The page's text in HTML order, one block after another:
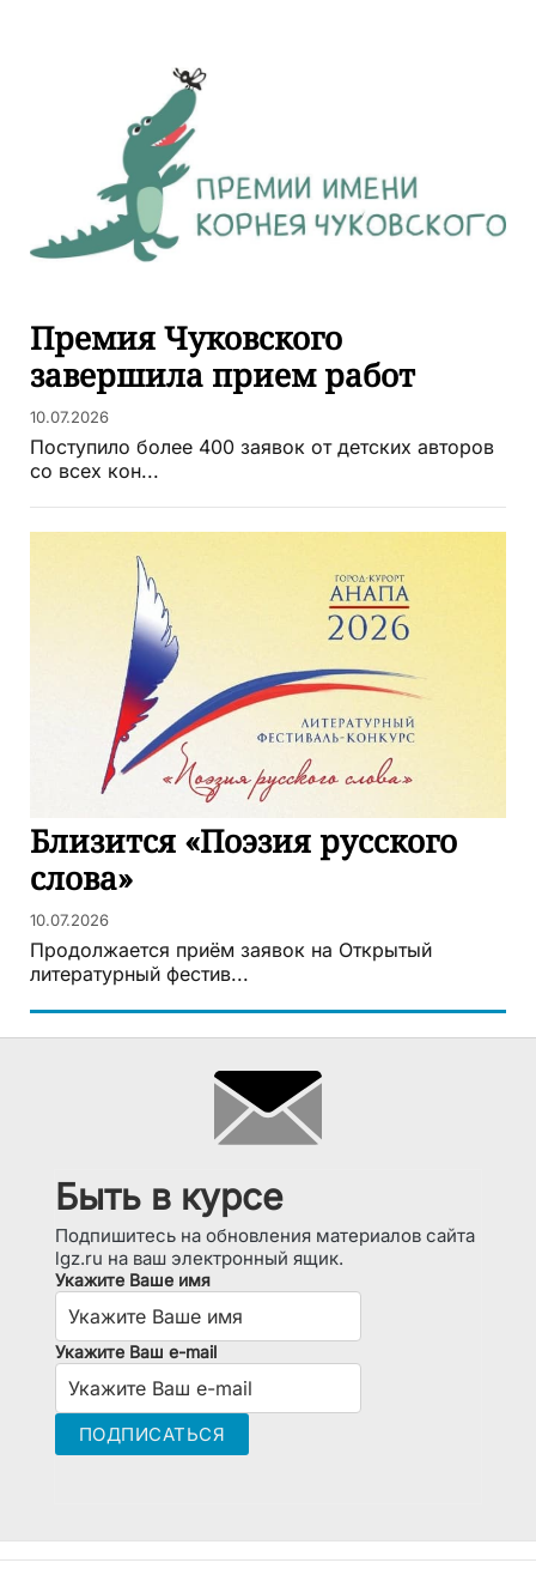
Премия Чуковского
завершила прием работ
10.07.2026
Поступило более 400 заявок от детских авторов
со всех кон...
Близится «Поэзия русского
слова»
10.07.2026
Продолжается приём заявок на Открытый
литературный фестив...
Быть в курсе
Подпишитесь на обновления материалов сайта
lgz.ru на ваш электронный ящик.
Укажите Ваше имя
Укажите Ваш e-mail